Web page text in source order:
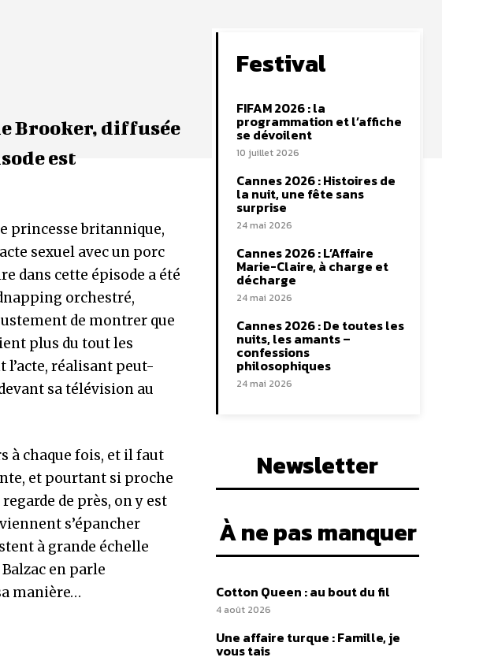
Brooker, diffusée
est
princesse britannique,
sexuel avec un porc
dans cette épisode a été
orchestré,
de montrer que
plus du tout les
l’acte, réalisant peut-
sa télévision au
à chaque fois, et il faut
et pourtant si proche
de près, on y est
s’épancher
à grande échelle
en parle
manière…
Festival
FIFAM 2026 : la
programmation et l’affiche
se dévoilent
10 juillet 2026
Cannes 2026 : Histoires de
la nuit, une fête sans
surprise
24 mai 2026
Cannes 2026 : L’Affaire
Marie-Claire, à charge et
décharge
24 mai 2026
Cannes 2026 : De toutes les
nuits, les amants –
confessions
philosophiques
24 mai 2026
Newsletter
À ne pas manquer
Cotton Queen : au bout du fil
4 août 2026
Une affaire turque : Famille, je
vous tais